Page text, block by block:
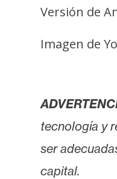
u
s
C
o
n
t
Versión de
Imagen de
tecnología y
ser
capital.